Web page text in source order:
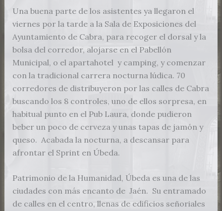
Una buena parte de los asistentes ya llegaron el
viernes por la tarde a la Sala de Exposiciones del
Ayuntamiento de Cabra, para recoger el dorsal y la
bolsa del corredor, alojarse en el Pabellón
Municipal, o el apartahotel y camping, y comenzar
con la tradicional carrera nocturna lúdica. 70
corredores de distribuyeron por las calles de Cabra
buscando los 8 controles, uno de ellos sorpresa, en
habitual punto en el Pub Laura, donde pudieron
beber un poco de cerveza y unas tapas de jamón y
queso. Acabada la nocturna, a descansar para
afrontar el Sprint en Úbeda.
Patrimonio de la Humanidad, Úbeda es una de las
ciudades con más encanto de Jaén. Su entramado
de calles en el centro, llenas de edificios señoriales